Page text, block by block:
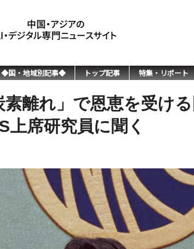
◆国・地域別記事◆ トップ記事 特集・リポート
素離れ」で恩恵を受け
席研究員に聞く